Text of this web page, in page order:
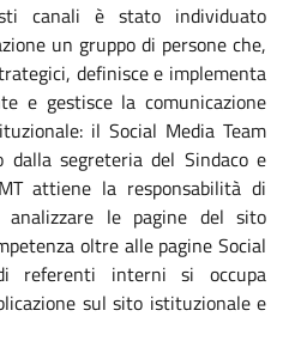
canali è stato individuato
un gruppo di persone che,
definisce e implementa
e gestisce la comunicazione
il Social Media Team
dalla segreteria del Sindaco e
attiene la responsabilità di
analizzare le pagine del sito
oltre alle pagine Social
referenti interni si occupa
sul sito istituzionale e